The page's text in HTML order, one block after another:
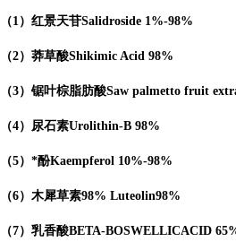
（1 ）红景天苷Salidroside 1%-98%
（2）莽草酸Shikimic Acid 98%
（3）锯叶棕脂肪酸Saw palmetto fruit
（4） 尿石素Urolithin-B 98%
（5）*酚Kaempferol 10%-98%
（6）木犀草素98% Luteolin98%
（7）乳香酸BETA-BOSWELLICACID